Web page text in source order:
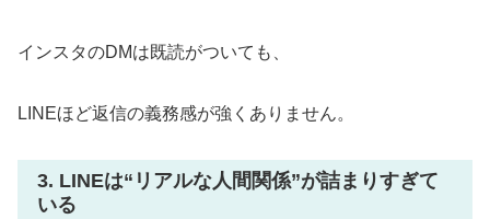
インスタのDMは既読がついても、
LINEほど返信の義務感が強くありません。
3. LINEは“リアルな人間関係”が詰まりすぎて
いる